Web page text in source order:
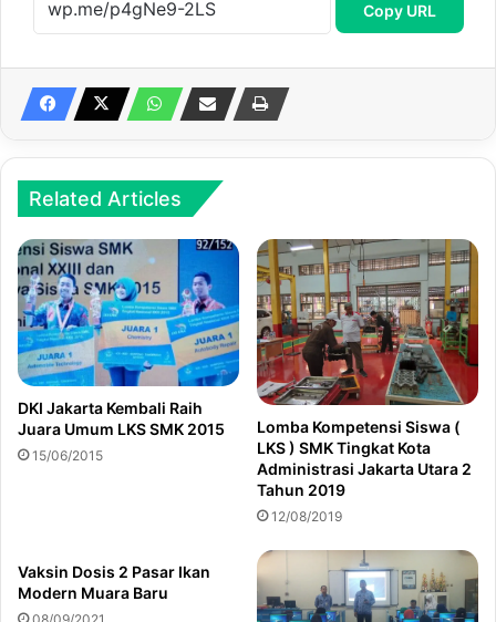
Copy URL
Related Articles
DKI Jakarta Kembali Raih
Juara Umum LKS SMK 2015
15/06/2015
Lomba Kompetensi Siswa (
LKS ) SMK Tingkat Kota
Administrasi Jakarta Utara 2
Tahun 2019
12/08/2019
Vaksin Dosis 2 Pasar Ikan
Modern Muara Baru